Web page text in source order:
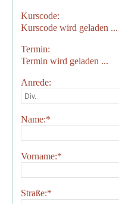
Kurscode:
Kurscode wird geladen ...
Termin:
Termin wird geladen ...
Anrede:
Name:*
Vorname:*
Straße:*